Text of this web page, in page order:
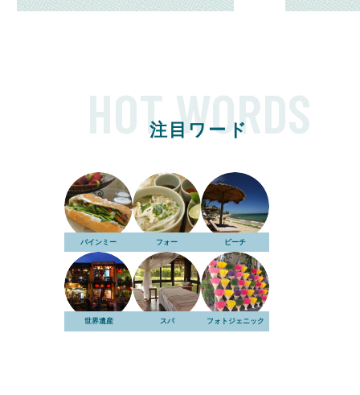
HOT WORDS
注目ワード
バインミー フォー ビーチ
世界遺産 スパ フォトジェニック